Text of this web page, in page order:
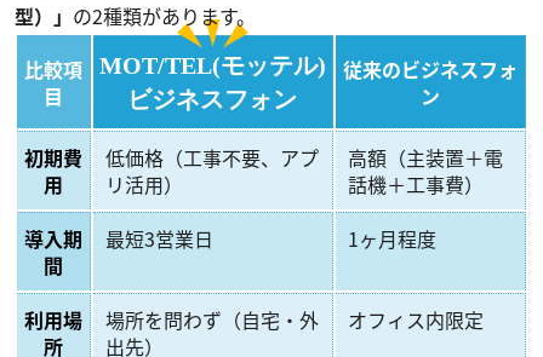
型）」 の2種類があります。
比較項
目
MOT/TEL(モッテル)
ビジネスフォン
従来のビジネスフォ
ン
初期費
用
低価格（工事不要、アプ
リ活用）
高額（主装置＋電
話機＋工事費）
導入期
間
最短3営業日 1ヶ月程度
利用場
所
場所を問わず（自宅・外
出先）
オフィス内限定